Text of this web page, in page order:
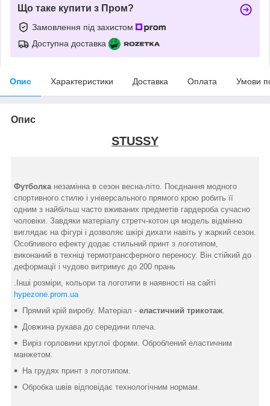
Що таке купити з Пром?
Замовлення під захистом
Доступна доставка
Опис Характеристики Доставка Оплата Умови
Опис
STUSSY
Футболка незамінна в сезон весна-літо. Поєднання модного
спортивного стилю і універсального прямого крою робить її
одним з найбільш часто вживаних предметів гардероба сучасно
чоловіки. Завдяки матеріалу стретч-котон ця модель відмінно
виглядає на фігурі і дозволяє шкірі дихати навіть у жаркий сезон.
Особливого ефекту додає стильний принт з логотипом,
виконаний в техніці термотрансферного переносу. Він стійкий до
деформації і чудово витримує до 200 прань
.Інші розміри, кольори та логотипи в наявності на сайті
hypezone.prom.ua
Прямий крій виробу. Матеріал - еластичний трикотаж.
Довжина рукава до середини плеча.
Виріз горловини круглої форми. Оброблений еластичним
манжетом.
На грудях принт з логотипом.
Обробка швів відповідає технологічним нормам.